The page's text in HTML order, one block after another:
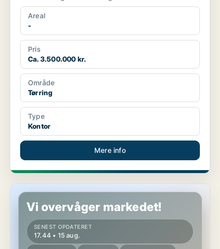
Areal
-
Pris
Ca. 3.500.000 kr.
Område
Tørring
Type
Kontor
Mere info
Butik i Tørring
Vi overvåger markedet!
SENEST OPDATERET
17.44 • 15 aug.